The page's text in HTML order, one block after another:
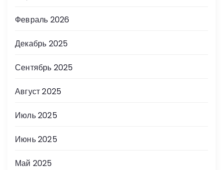
Февраль 2026
Декабрь 2025
Сентябрь 2025
Август 2025
Июль 2025
Июнь 2025
Май 2025